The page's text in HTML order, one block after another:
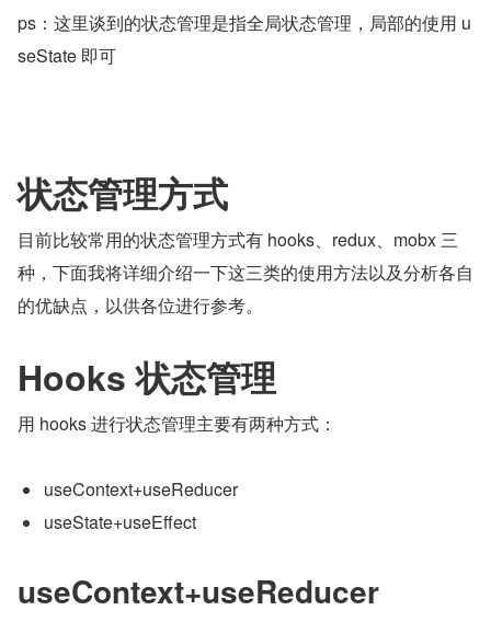
ps：这里谈到的状态管理是指全局状态管理，局部的使用 u
seState 即可
状态管理方式
目前比较常用的状态管理方式有 hooks、redux、mobx 三
种，下面我将详细介绍一下这三类的使用方法以及分析各自
的优缺点，以供各位进行参考。
Hooks 状态管理
用 hooks 进行状态管理主要有两种方式：
useContext+useReducer
useState+useEffect
useContext+useReducer